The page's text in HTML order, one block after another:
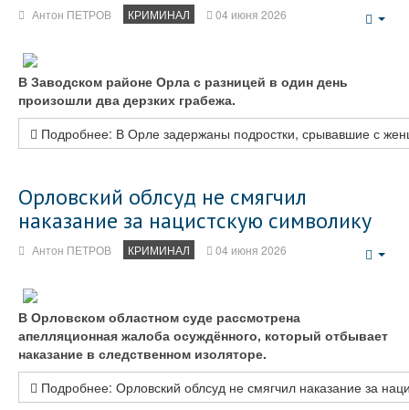
Антон ПЕТРОВ КРИМИНАЛ 04 июня 2026
В Заводском районе Орла с разницей в один день
произошли два дерзких грабежа.
Подробнее: В Орле задержаны подростки, срывавшие с
Орловский облсуд не смягчил
наказание за нацистскую символику
Антон ПЕТРОВ КРИМИНАЛ 04 июня 2026
В Орловском областном суде рассмотрена
апелляционная жалоба осуждённого, который отбывает
наказание в следственном изоляторе.
Подробнее: Орловский облсуд не смягчил наказание за